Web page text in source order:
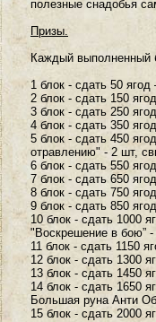
полезные снадобья
Призы.
Каждый выполненный
1 блок - сдать 50
2 блок - сдать 150
3 блок - сдать 250
4 блок - сдать 350
5 блок - сдать 450
отравлению" - 2 шт,
6 блок - сдать 550
7 блок - сдать 650
8 блок - сдать 750
9 блок - сдать 850
10 блок - сдать 1000
"Воскрешение в бою”
11 блок - сдать 1150
12 блок - сдать 1300
13 блок - сдать 1450
14 блок - сдать 1650
Большая руна Анти
15 блок - сдать 2000